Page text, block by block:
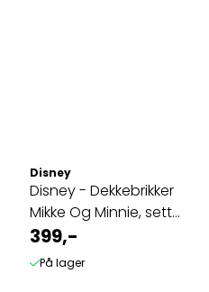
Disney
Disney - Dekkebrikker
Mikke Og Minnie, sett
med 4 stk
399,-
På lager